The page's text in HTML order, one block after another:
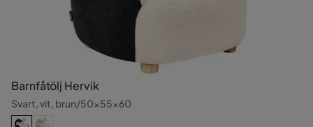
Barnfåtölj Hervik
Svart, vit, brun/50x55x60